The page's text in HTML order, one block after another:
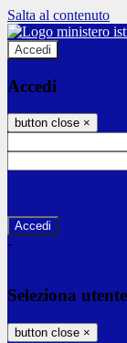
Salta al contenuto
Accedi
Accedi
button close ×
-
Seleziona utente
button close ×